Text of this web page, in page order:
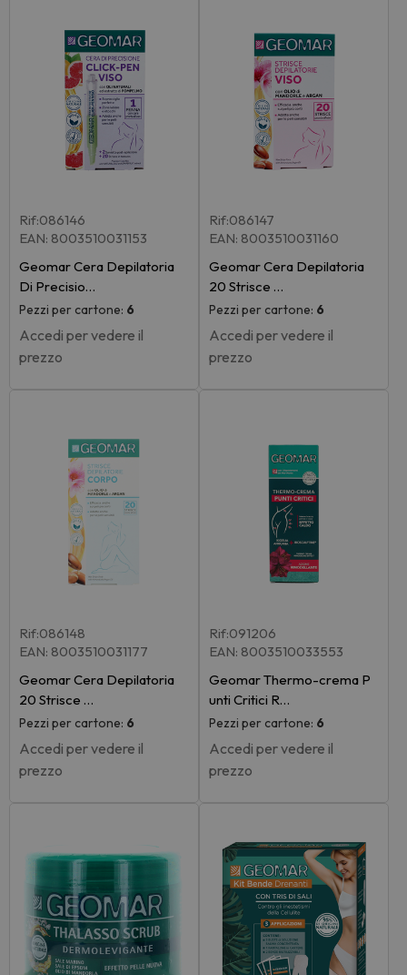
Rif:086146
EAN: 8003510031153
Geomar Cera Depilatoria
Di Precisio…
Pezzi per cartone: 6
Accedi per vedere il
prezzo
Rif:086147
EAN: 8003510031160
Geomar Cera Depilatoria
20 Strisce …
Pezzi per cartone: 6
Accedi per vedere il
prezzo
Rif:086148
EAN: 8003510031177
Geomar Cera Depilatoria
20 Strisce …
Pezzi per cartone: 6
Accedi per vedere il
prezzo
Rif:091206
EAN: 8003510033553
Geomar Thermo-crema P
unti Critici R…
Pezzi per cartone: 6
Accedi per vedere il
prezzo